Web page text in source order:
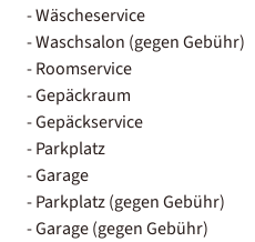
- Wäscheservice
- Waschsalon (gegen Gebühr)
- Roomservice
- Gepäckraum
- Gepäckservice
- Parkplatz
- Garage
- Parkplatz (gegen Gebühr)
- Garage (gegen Gebühr)